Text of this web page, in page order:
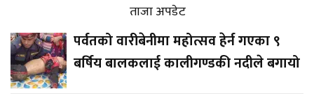
ताजा अपडेट
पर्वतको वारीबेनीमा महोत्सव हेर्न गएका ९
बर्षिय बालकलाई कालीगण्डकी नदीले बगायो